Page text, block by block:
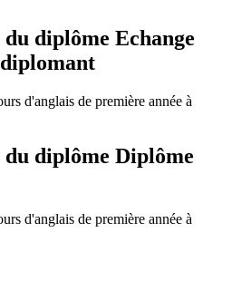
du diplôme Echange
d'anglais de première année à
du diplôme Diplôme
d'anglais de première année à